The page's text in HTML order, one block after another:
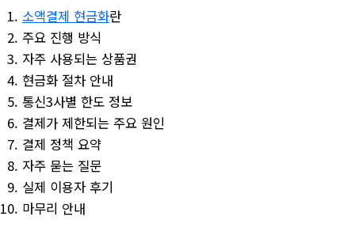
소액결제 현금화란
주요 진행 방식
자주 사용되는 상품권
현금화 절차 안내
통신3사별 한도 정보
결제가 제한되는 주요 원인
결제 정책 요약
자주 묻는 질문
실제 이용자 후기
마무리 안내